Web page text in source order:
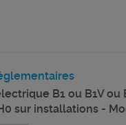
B1 ou B1V
sur installations -